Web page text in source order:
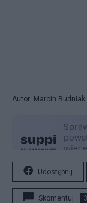
Autor: Marcin Rudniak
Udostępnij
Skomentuj 3